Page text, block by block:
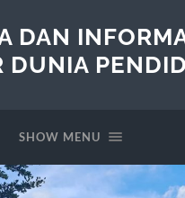
DAN
DUNIA
SHOW MENU